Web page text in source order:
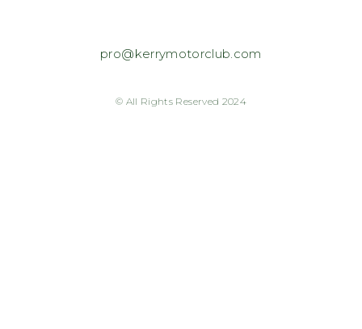
pro@kerrymotorclub.com
© All Rights Reserved 2024